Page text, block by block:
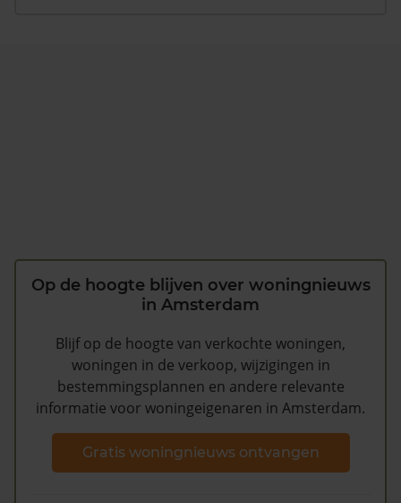
Op de hoogte blijven over woningnieuws
in Amsterdam
Blijf op de hoogte van verkochte woningen,
woningen in de verkoop, wijzigingen in
bestemmingsplannen en andere relevante
informatie voor woningeigenaren in Amsterdam.
Gratis woningnieuws ontvangen